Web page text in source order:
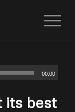
00:00
its best